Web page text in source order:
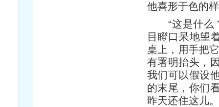
他喜形于色的
“这是什么？
目瞪口呆地望
桌上，用手把
有署明抬头，
我们可以假设
的末尾，你们
昨天还住这儿